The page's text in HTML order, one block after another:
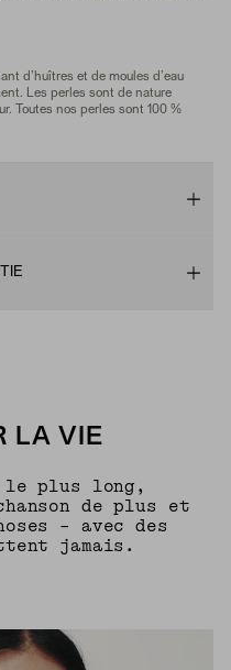
d’huîtres et de moules d’eau
Les perles sont de nature
Toutes nos perles sont 100 %
LA VIE
le plus long,
de plus et
– avec des
jamais.